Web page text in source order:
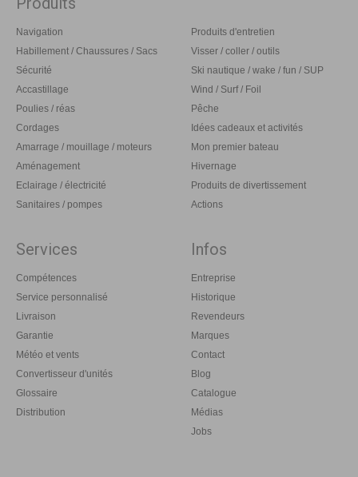
Navigation
Habillement / Chaussures / Sacs
Sécurité
Accastillage
Poulies / réas
Cordages
Amarrage / mouillage / moteurs
Aménagement
Eclairage / électricité
Sanitaires / pompes
Produits d'entretien
Visser / coller / outils
Ski nautique / wake / fun / SUP
Wind / Surf / Foil
Pêche
Idées cadeaux et activités
Mon premier bateau
Hivernage
Produits de divertissement
Actions
Services
Compétences
Service personnalisé
Livraison
Garantie
Météo et vents
Convertisseur d'unités
Glossaire
Distribution
Infos
Entreprise
Historique
Revendeurs
Marques
Contact
Blog
Catalogue
Médias
Jobs